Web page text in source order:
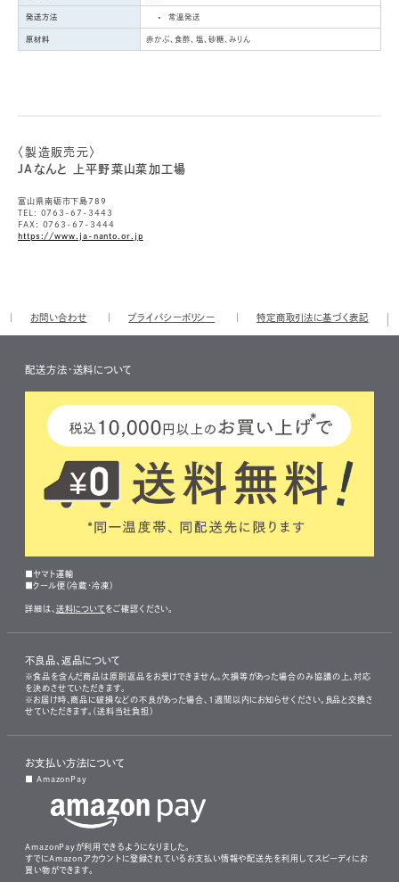
発送方法 常温発送
原材料 赤かぶ、食酢、塩、砂糖、みりん
〈製造販売元〉
JAなんと 上平野菜山菜加工場
富山県南砺市下島789
TEL: 0763-67-3443
FAX: 0763-67-3444
https://www.ja-nanto.or.jp
お問い合わせ プライバシーポリシー 特定商取引法に基づく表記
配送方法・送料について
■ヤマト運輸
■クール便（冷蔵・冷凍）
詳細は、 送料について をご確認ください。
不良品、返品について
※食品を含んだ商品は原則返品をお受けできません。欠損等があった場合のみ協議の上、対応
を決めさせていただきます。
※お届け時、商品に破損などの不良があった場合、1週間以内にお知らせください。良品と交換さ
せていただきます。（送料当社負担）
お支払い方法について
■ AmazonPay
AmazonPayが利用できるようになりました。
すでにAmazonアカウントに登録されているお支払い情報や配送先を利用してスピーディにお
買い物ができます。